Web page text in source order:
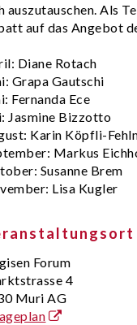
auszutauschen. Als
auf das Angebot
Diane Rotach
Grapa Gautschi
Fernanda Ece
Jasmine Bizzotto
Karin Köpfli-
Markus
Susanne Brem
Lisa Kugler
Forum
4
Muri AG